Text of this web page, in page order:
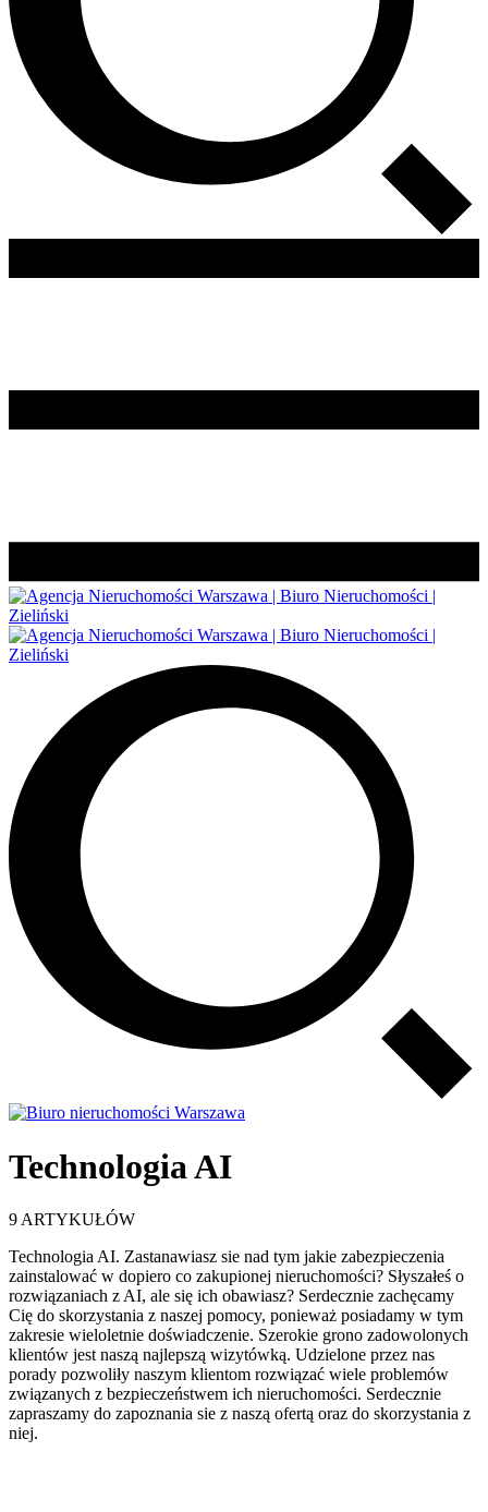
Technologia AI
9 ARTYKUŁÓW
Technologia AI. Zastanawiasz sie nad tym jakie zabezpieczenia
zainstalować w dopiero co zakupionej nieruchomości? Słyszałeś o
rozwiązaniach z AI, ale się ich obawiasz? Serdecznie zachęcamy
Cię do skorzystania z naszej pomocy, ponieważ posiadamy w tym
zakresie wieloletnie doświadczenie. Szerokie grono zadowolonych
klientów jest naszą najlepszą wizytówką. Udzielone przez nas
porady pozwoliły naszym klientom rozwiązać wiele problemów
związanych z bezpieczeństwem ich nieruchomości. Serdecznie
zapraszamy do zapoznania sie z naszą ofertą oraz do skorzystania z
niej.